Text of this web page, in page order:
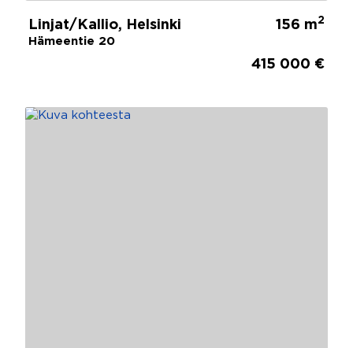
Linjat/Kallio, Helsinki
Hämeentie 20
156 m2
415 000 €